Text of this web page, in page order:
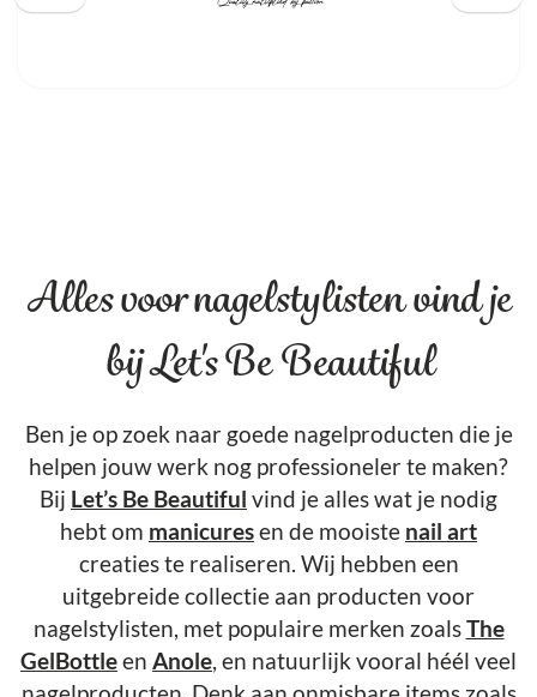
Alles voor nagelstylisten vind je
bij Let's Be Beautiful
Ben je op zoek naar goede nagelproducten die je
helpen jouw werk nog professioneler te maken?
Bij Let’s Be Beautiful vind je alles wat je nodig
hebt om manicuresen de mooiste nail art
creaties te realiseren. Wij hebben een
uitgebreide collectie aan producten voor
nagelstylisten, met populaire merken zoalsThe
GelBottleen Anole, en natuurlijk vooral héél veel